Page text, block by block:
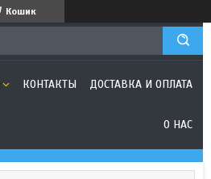
Кошик
КОНТАКТЫ ДОСТАВКА И ОПЛАТА
О НАС